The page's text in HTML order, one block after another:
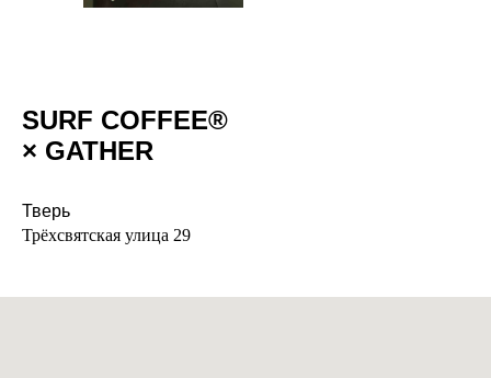
SURF COFFEE®
× GATHER
Тверь
Трёхсвятская улица 29